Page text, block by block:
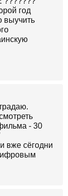
год
выучить
алкашная
????
!!!!!!
- 30
вже сёгодни